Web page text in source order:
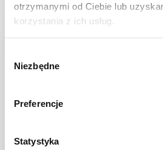
otrzymanymi od Ciebie lub
korzystania z ich usług.
zgody
Niezbędne
Preferencje
Statystyka